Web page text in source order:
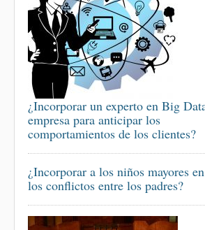
¿Incorporar un experto en Big
empresa para anticipar los
comportamientos de los clientes?
¿Incorporar a los niños mayores
los conflictos entre los padres?